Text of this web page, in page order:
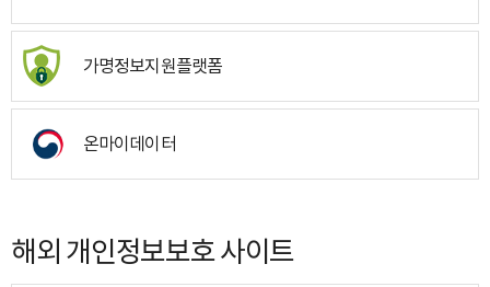
가명정보지원플랫폼
온마이데이터
해외 개인정보보호 사이트